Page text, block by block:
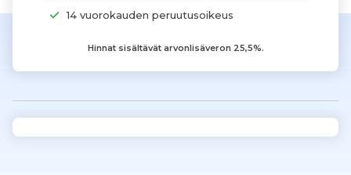
14 vuorokauden peruutusoikeus
Hinnat sisältävät arvonlisäveron 25,5%.